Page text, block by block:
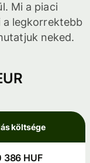
Mi a piaci
a legkorrektebb
neked.
költsége
386 HUF